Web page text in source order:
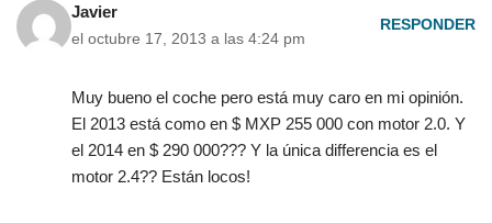
Javier
el octubre 17, 2013 a las 4:24 pm
RESPONDER
Muy bueno el coche pero está muy caro en mi opinión.
El 2013 está como en $ MXP 255 000 con motor 2.0. Y
el 2014 en $ 290 000??? Y la única differencia es el
motor 2.4?? Están locos!